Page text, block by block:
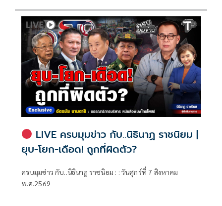
LIVE ครบมุมข่าว กับ..นิธินาฏ ราชนิยม |
ยุบ-โยก-เดือด! ถูกที่ผิดตัว?
ครบมุมข่าว กับ..นิธินาฏ ราชนิยม : : วันศุกร์ที่ 7 สิงหาคม
พ.ศ.2569